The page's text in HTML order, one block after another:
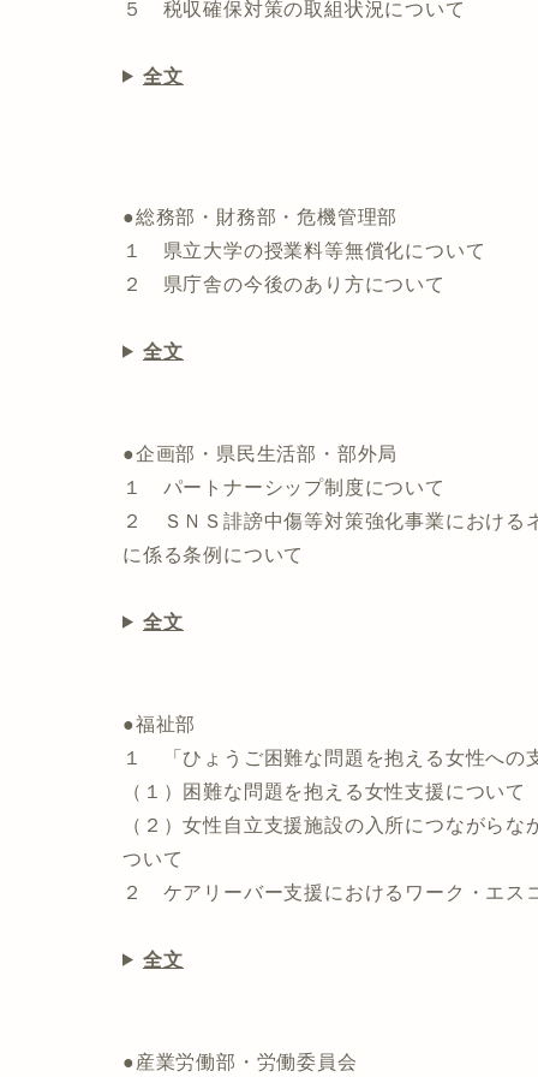
５ 税収確保対策の取組状況について
全文
●総務部・財務部・危機管理部
１ 県立大学の授業料等無償化について
２ 県庁舎の今後のあり方について
全文
●企画部・県民生活部・部外局
１ パートナーシップ制度について
２ ＳＮＳ誹謗中傷等対策強化事業におけ
に係る条例について
全文
●福祉部
１ 「ひょうご困難な問題を抱える女性への
（１）困難な問題を抱える女性支援について
（２）女性自立支援施設の入所につなが
ついて
２ ケアリーバー支援におけるワーク・エス
全文
●産業労働部・労働委員会